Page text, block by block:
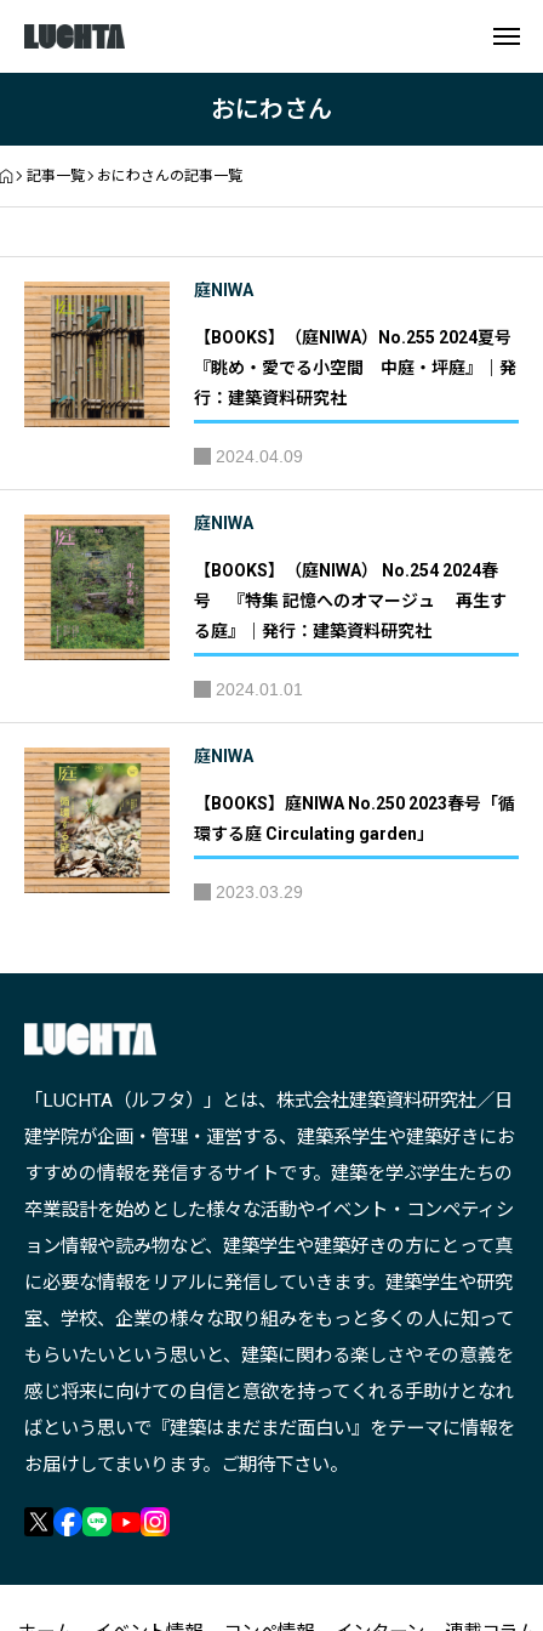
おにわさん
記事一覧 おにわさんの記事一覧
庭NIWA
【BOOKS】（庭NIWA）No.255 2024夏号
『眺め・愛でる小空間 中庭・坪庭』｜発
行：建築資料研究社
2024.04.09
庭NIWA
【BOOKS】（庭NIWA） No.254 2024春
号 『特集 記憶へのオマージュ 再生す
る庭』｜発行：建築資料研究社
2024.01.01
庭NIWA
【BOOKS】庭NIWA No.250 2023春号「循
環する庭 Circulating garden」
2023.03.29
「LUCHTA（ルフタ）」とは、株式会社建築資料研究社／日
建学院が企画・管理・運営する、建築系学生や建築好きにお
すすめの情報を発信するサイトです。建築を学ぶ学生たちの
卒業設計を始めとした様々な活動やイベント・コンペティシ
ョン情報や読み物など、建築学生や建築好きの方にとって真
に必要な情報をリアルに発信していきます。建築学生や研究
室、学校、企業の様々な取り組みをもっと多くの人に知って
もらいたいという思いと、建築に関わる楽しさやその意義を
感じ将来に向けての自信と意欲を持ってくれる手助けとなれ
ばという思いで『建築はまだまだ面白い』をテーマに情報を
お届けしてまいります。ご期待下さい。